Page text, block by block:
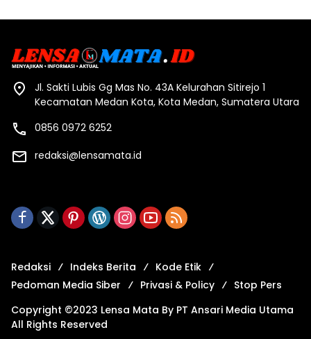
Jl. Sakti Lubis Gg Mas No. 43A Kelurahan Sitirejo 1
Kecamatan Medan Kota, Kota Medan, Sumatera Utara
0856 0972 6252
redaksi@lensamata.id
Redaksi Indeks Berita
Kode Etik
Pedoman Media Siber
Privasi & Policy
Stop Pers
Copyright ©2023 Lensa Mata By PT Ansari Media Utama
All Rights Reserved